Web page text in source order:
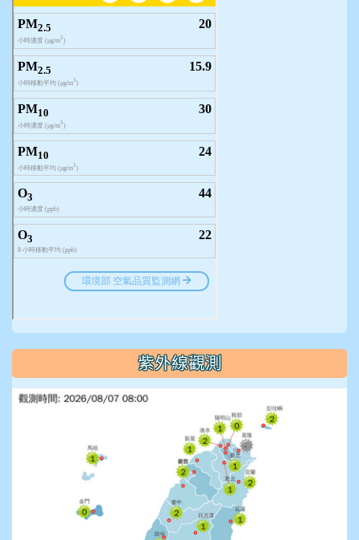
紫外線觀測